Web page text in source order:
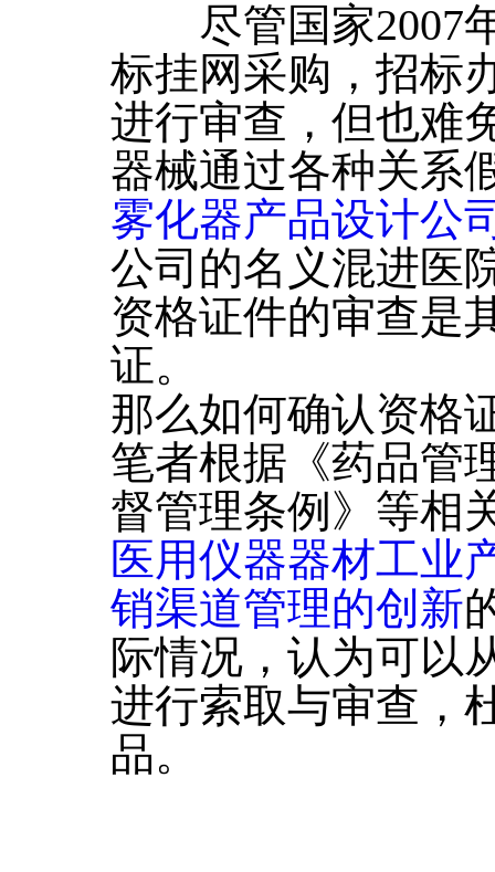
尽管国家2007年
标挂网采购，招标
进行审查，但也难
器械通过各种关系
雾化器产品设计公
公司的名义混进医
资格证件的审查是
证。
那么如何确认资格
笔者根据《药品管
督管理条例》等相
医用仪器器材工业
销渠道管理的创新
际情况，认为可以
进行索取与审查，
品。